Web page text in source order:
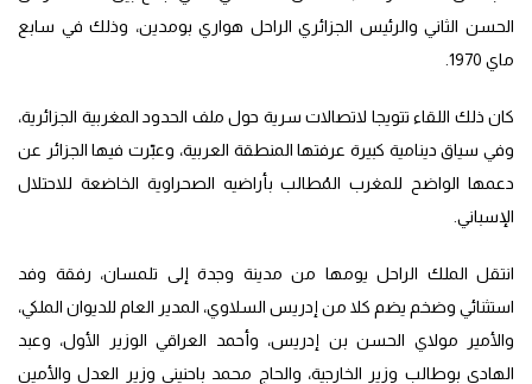
الحسن الثاني والرئيس الجزائري الراحل هواري بومدين، وذلك في سابع
ماي 1970.
كان ذلك اللقاء تتويجا لاتصالات سرية حول ملف الحدود المغربية الجزائرية،
وفي سياق دينامية كبيرة عرفتها المنطقة العربية، وعبّرت فيها الجزائر عن
دعمها الواضح للمغرب المُطالب بأراضيه الصحراوية الخاضعة للاحتلال
الإسباني.
انتقل الملك الراحل يومها من مدينة وجدة إلى تلمسان، رفقة وفد
استثنائي وضخم يضم كلا من إدريس السلاوي، المدير العام للديوان الملكي،
والأمير مولاي الحسن بن إدريس، وأحمد العراقي الوزير الأول، وعبد
الهادي بوطالب وزير الخارجية، والحاج محمد باحنيني وزير العدل والأمين